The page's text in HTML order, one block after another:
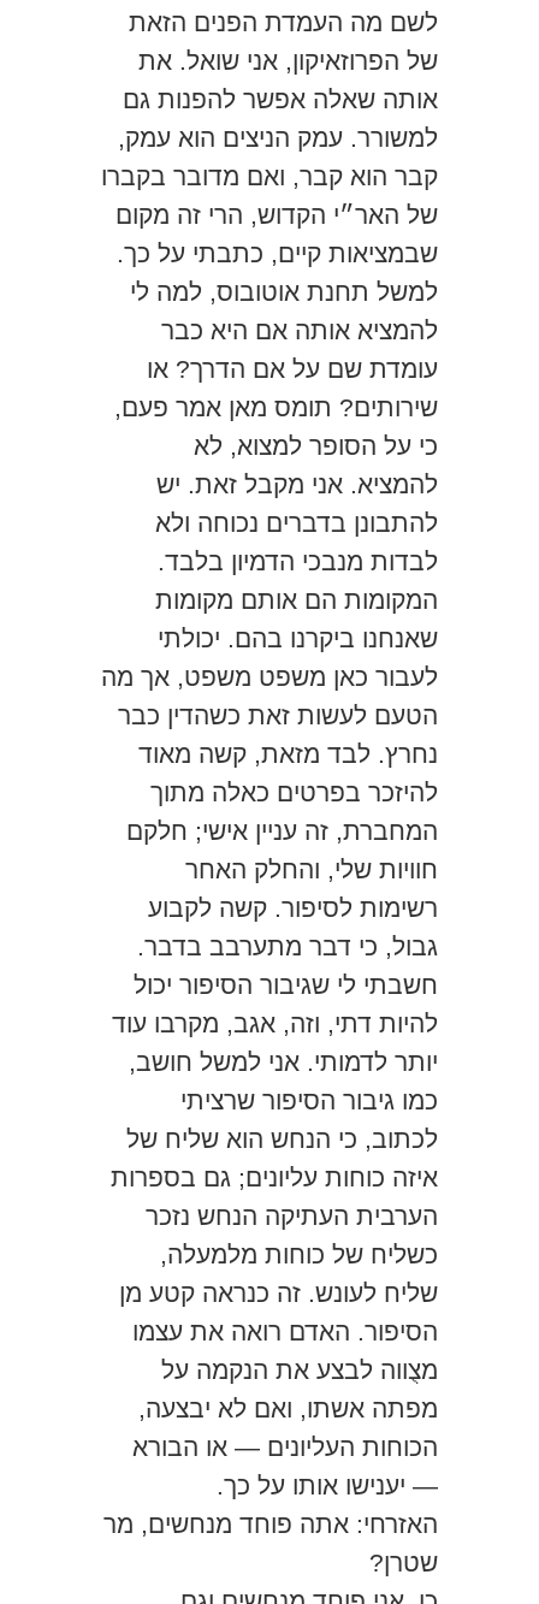
לשם מה העמדת הפנים הזאת
של הפרוזאיקון, אני שואל. את
אותה שאלה אפשר להפנות גם
למשורר. עמק הניצים הוא עמק,
קבר הוא קבר, ואם מדובר בקברו
של האר״י הקדוש, הרי זה מקום
שבמציאות קיים, כתבתי על כך.
למשל תחנת אוטובוס, למה לי
להמציא אותה אם היא כבר
עומדת שם על אם הדרך? או
שירותים? תומס מאן אמר פעם,
כי על הסופר למצוא, לא
להמציא. אני מקבל זאת. יש
להתבונן בדברים נכוחה ולא
לבדות מנבכי הדמיון בלבד.
המקומות הם אותם מקומות
שאנחנו ביקרנו בהם. יכולתי
לעבור כאן משפט משפט, אך מה
הטעם לעשות זאת כשהדין כבר
נחרץ. לבד מזאת, קשה מאוד
להיזכר בפרטים כאלה מתוך
המחברת, זה עניין אישי; חלקם
חוויות שלי, והחלק האחר
רשימות לסיפור. קשה לקבוע
גבול, כי דבר מתערבב בדבר.
חשבתי לי שגיבור הסיפור יכול
להיות דתי, וזה, אגב, מקרבו עוד
יותר לדמותי. אני למשל חושב,
כמו גיבור הסיפור שרציתי
לכתוב, כי הנחש הוא שליח של
איזה כוחות עליונים; גם בספרות
הערבית העתיקה הנחש נזכר
כשליח של כוחות מלמעלה,
שליח לעונש. זה כנראה קטע מן
הסיפור. האדם רואה את עצמו
מצֻווה לבצע את הנקמה על
מפתה אשתו, ואם לא יבצעה,
הכוחות העליונים — או הבורא
— יענישו אותו על כך.
האזרחי: אתה פוחד מנחשים, מר
שטרן?